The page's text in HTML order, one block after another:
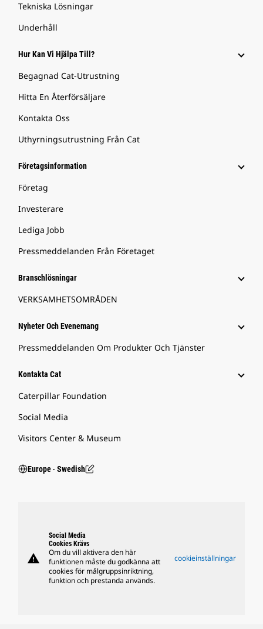
Tekniska Lösningar
Underhåll
Hur Kan Vi Hjälpa Till?
Begagnad Cat-Utrustning
Hitta En Återförsäljare
Kontakta Oss
Uthyrningsutrustning Från Cat
Företagsinformation
Företag
Investerare
Lediga Jobb
Pressmeddelanden Från Företaget
Branschlösningar
VERKSAMHETSOMRÅDEN
Nyheter Och Evenemang
Pressmeddelanden Om Produkter Och Tjänster
Kontakta Cat
Caterpillar Foundation
Social Media
Visitors Center & Museum
Europe ‧ Swedish
warning
Social Media
Cookies Krävs
Om du vill aktivera den här
funktionen måste du godkänna att
cookies för målgruppsinriktning,
funktion och prestanda används.
cookieinställningar